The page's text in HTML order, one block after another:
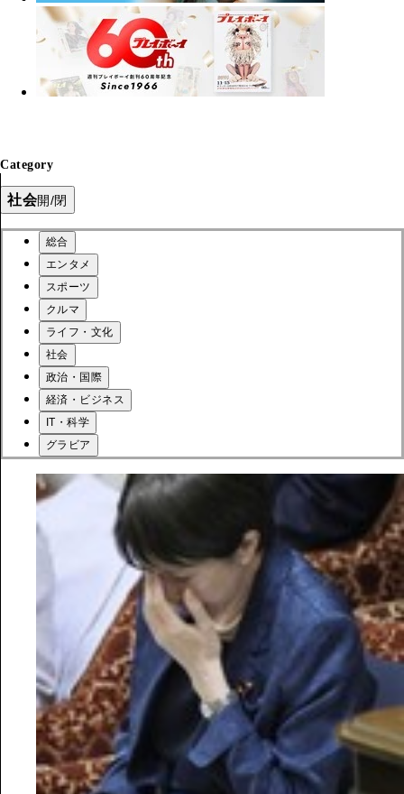
Category
社会開/閉
総合
エンタメ
スポーツ
クルマ
ライフ・文化
社会
政治・国際
経済・ビジネス
IT・科学
グラビア